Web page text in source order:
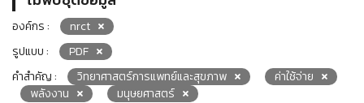
องค์กร :
nrct
รูปแบบ :
PDF
คำสำคัญ :
วิทยาศาสตร์การแพทย์และสุขภาพ
ค่าใช้จ่าย
พลังงาน
มนุษยศาสตร์